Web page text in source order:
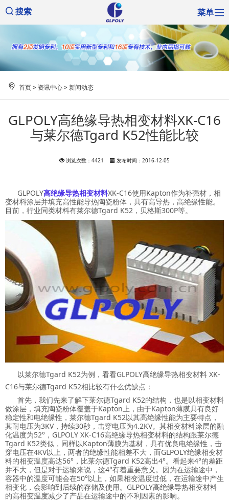
搜索 菜单
首页> 资讯中心>新闻动态
GLPOLY高绝缘导热相变材料XK-C16
与莱尔德Tgard K52性能比较
浏览次数：4421 发布时间：2016-12-05
GLPOLY高绝缘导热相变材料XK-C16使用Kapton作为补强材，相
变材料涂层并填充高性能导热陶瓷粉体，具有高导热，高绝缘性能。
目前，行业同类材料有莱尔德Tgard K52，贝格斯300P等。
以莱尔德Tgard K52为例，看看GLPOLY高绝缘导热相变材料 XK-
C16与莱尔德Tgard K52相比较有什么优缺点：
首先，我们先来了解下莱尔德Tgard K52的结构，也是以相变材料
做涂层，填充陶瓷粉体覆盖于Kapton上，由于Kapton薄膜具有良好
稳定性和电绝缘性，莱尔德Tgard K52以其高绝缘性能为主要特点，
其耐电压为3KV，持续30秒，击穿电压为4.2KV。其相变材料涂层的融
化温度为52°，GLPOLY XK-C16高绝缘导热相变材料的结构跟莱尔德
Tgard K52类似，同样以Kapton薄膜为基材，具有优良电绝缘性，击
穿电压在4KV以上，两者的绝缘性能相差不大，而GLPOLY绝缘相变材
料的相变温度高达56°，比莱尔德Tgard K52高出4°。看起来4°的差距
并不大，但是对于运输来说，这4°有着重要意义。因为在运输途中，
容器中的温度可能会在50°以上，如果相变温度过低，在运输途中产生
相变化，会影响到后续的存储及使用。GLPOLY高绝缘导热相变材料
的高相变温度减少了产品在运输途中的不利因素的影响。